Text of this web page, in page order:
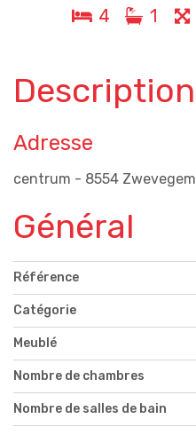
4 1
Description
Adresse
centrum - 8554 Zwevegem
Général
Référence
Catégorie
Meublé
Nombre de chambres
Nombre de salles de bain